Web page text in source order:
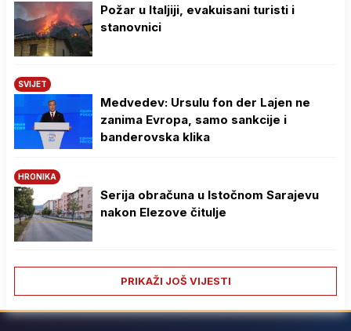
Požar u Italjiji, evakuisani turisti i
stanovnici
SVIJET
Medvedev: Ursulu fon der Lajen ne
zanima Evropa, samo sankcije i
banderovska klika
HRONIKA
Serija obračuna u Istočnom Sarajevu
nakon Elezove čitulje
PRIKAŽI JOŠ VIJESTI